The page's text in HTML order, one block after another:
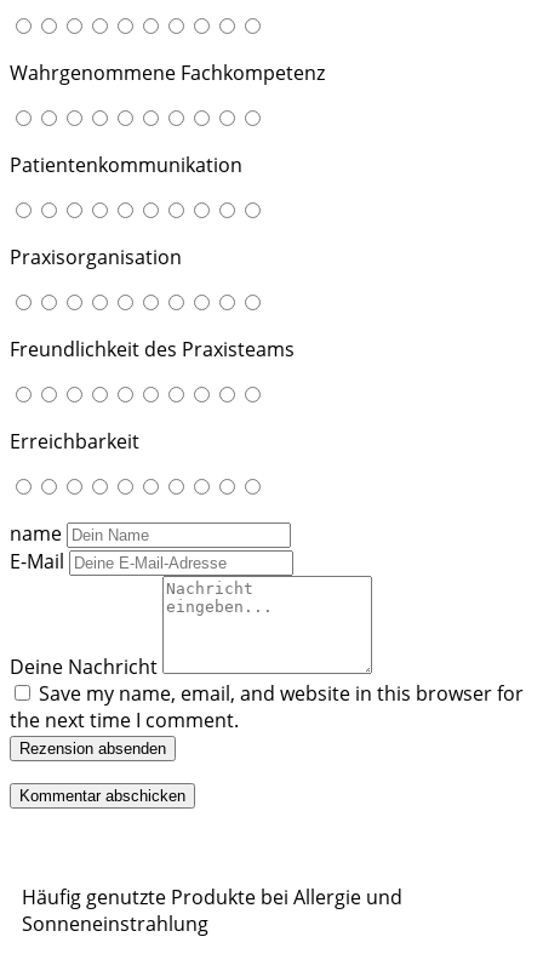
Wahrgenommene Fachkompetenz
Patientenkommunikation
Praxisorganisation
Freundlichkeit des Praxisteams
Erreichbarkeit
name
E-Mail
Deine Nachricht
Save my name, email, and website in this browser for
the next time I comment.
Rezension absenden
Häufig genutzte Produkte bei Allergie und
Sonneneinstrahlung